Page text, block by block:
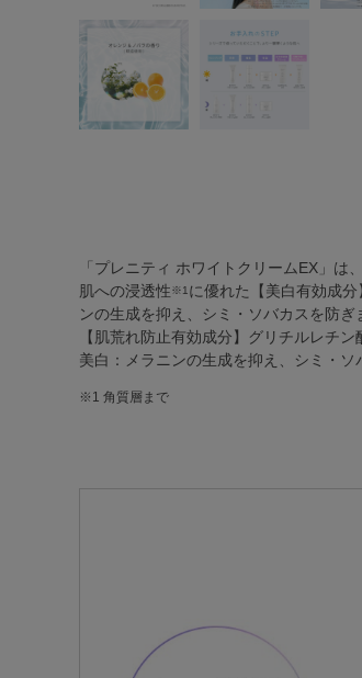
「プレニティ ホワイトクリームEX」は
肌への浸透性※1 に優れた【美白有効成
ンの生成を抑え、シミ・ソバカスを防ぎ
【肌荒れ防止有効成分】グリチルレチ
美白：メラニンの生成を抑え、シミ・ソ
※1 角質層まで